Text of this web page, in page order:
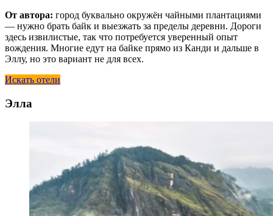
От автора: город буквально окружён чайными плантациями
— нужно брать байк и выезжать за пределы деревни. Дороги
здесь извилистые, так что потребуется уверенный опыт
вождения. Многие едут на байке прямо из Канди и дальше в
Эллу, но это вариант не для всех.
Искать отели
Элла